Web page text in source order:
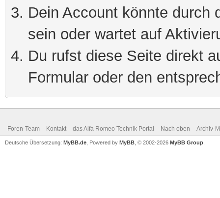
Dein Account könnte durch
sein oder wartet auf
Du rufst diese Seite direkt
Formular oder den
Foren-Team Kontakt das Alfa Romeo Technik Portal Nach oben Archiv-
Deutsche Übersetzung: MyBB.de , Powered by MyBB , © 2002-2026 MyBB Group